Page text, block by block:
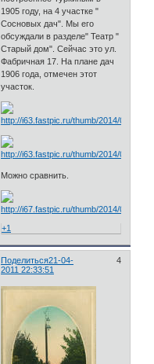
1905 году, на 4 участке "
Сосновых дач". Мы его
обсуждали в разделе" Театр "
Старый дом". Сейчас это ул.
Фабричная 17. На плане дач
1906 года, отмечен этот
участок.
Можно сравнить.
+1
Поделиться 4
21-04-
2011 22:33:51